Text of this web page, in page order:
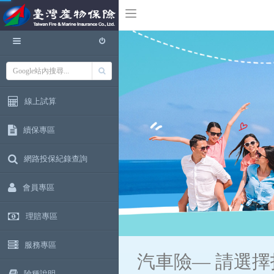
線上試算
續保專區
網路投保紀錄查詢
會員專區
理賠專區
服務專區
汽車險—請選擇